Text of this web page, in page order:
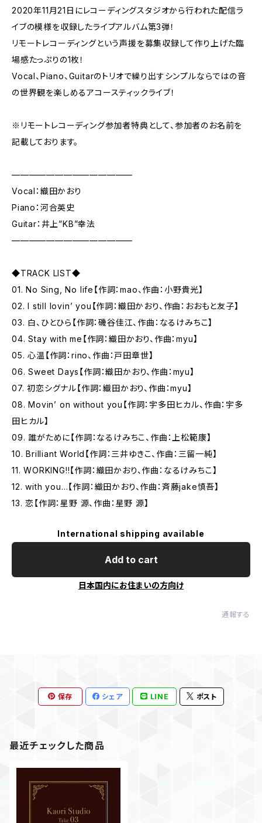
2020年11月21日にレコーディングスタジオから行われた配信ラ
イブの模様を収録したライブアルバム第3弾！
リモートレコーディングという声援を募集収録して作り上げた臨
場感たっぷりの1枚！
Vocal、Piano、Guitarのトリオで繰り出すシンプルならではの音
の世界観を楽しめるアコースティックライブ！
※リモートレコーディング参加者特典として、参加者のお名前を
記載しております。
——————————————
Vocal：織田かおり
Piano：河合英史
Guitar：井上”KB”幸法
——————————————
◆TRACK LIST◆
01. No Sing, No life【作詞：mao、作曲：小野貴光】
02. I still lovin’ you【作詞：織田かおり、作曲：おおもと友子】
03. 白、ひとひら【作詞：磯谷佳江、作曲：なるけみちこ】
04. Stay with me【作詞：織田かおり、作曲：myu】
05. 心温【作詞：rino、作曲：戸田章世】
06. Sweet Days【作詞：織田かおり、作曲：myu】
07. 初恋シグナル【作詞：織田かおり、作曲：myu】
08. Movin’ on without you【作詞：宇多田ヒカル、作曲：宇多
田ヒカル】
09. 誰がために【作詞：なるけみちこ、作曲：上松範康】
10. Brilliant World【作詞：三井ゆきこ、作曲：三留一純】
11. WORKING!!【作詞：織田かおり、作曲：なるけみちこ】
12. with you…【作詞：織田かおり、作曲：斉藤jake慎吾】
13. 恋【作詞：星野 源、作曲：星野 源】
International shipping available
Add to cart
日本国内にお住まいの方向け
通報する
保存 シェア LINE ポスト
最近チェックした商品